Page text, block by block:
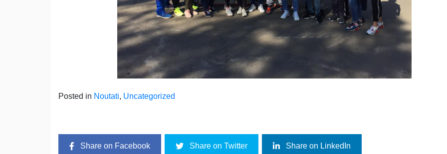
Posted in Noutati, Uncategorized
Share on Facebook Share on Twitter Share on LinkedIn